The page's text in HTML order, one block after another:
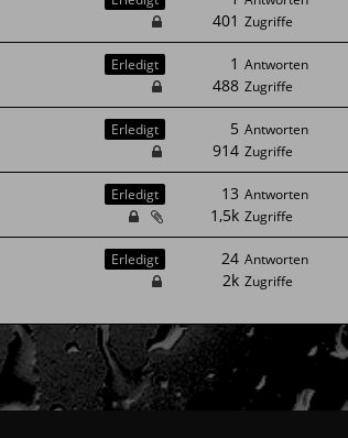
Erledigt
Erledigt
Erledigt
Erledigt